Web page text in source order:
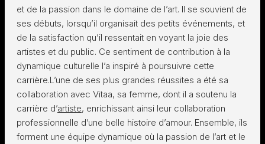
et de la passion dans le domaine de l’art. Il se souvient de
ses débuts, lorsqu’il organisait des petits événements, et
de la satisfaction qu’il ressentait en voyant la joie des
artistes et du public. Ce sentiment de contribution à la
dynamique culturelle l’a inspiré à poursuivre cette
carrière.L’une de ses plus grandes réussites a été sa
collaboration avec Vitaa, sa femme, dont il a soutenu la
carrière d’artiste, enrichissant ainsi leur collaboration
professionnelle d’une belle histoire d’amour. Ensemble, ils
forment une équipe dynamique où la passion de l’art et le